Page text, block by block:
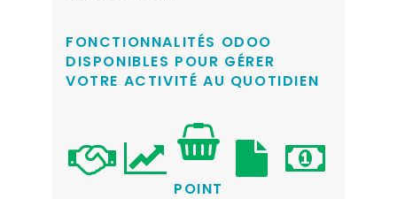
FONCTIONNALITÉS ODOO
DISPONIBLES POUR GÉRER
VOTRE ACTIVITÉ AU QUOTIDIEN
POINT